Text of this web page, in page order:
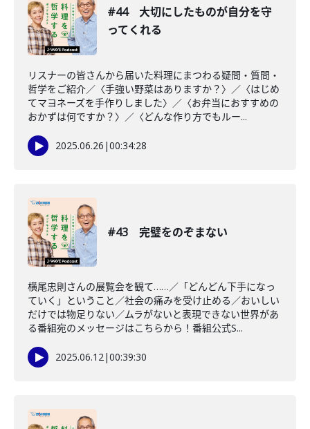
#44 大切にしたものが自分を守
ってくれる
リスナーの皆さんから届いた料理にまつわる疑問・質問・
哲学をご紹介／〈手強い野菜はありますか？〉／〈はじめ
てマヨネーズを手作りしました〉／〈お弁当におすすめの
おかずは何ですか？〉／〈どんな作り方でもルー...
2025.06.26 |00:34:28
#43 完璧をのぞまない
横尾忠則さんの展覧会を観て……／「どんどん下手になっ
ていく」ということ／社会の痛みを受け止める／おいしい
だけでは物足りない／ムラがないと表現できない世界があ
る番組宛のメッセージはこちらから！番組公式S...
2025.06.12|00:39:30